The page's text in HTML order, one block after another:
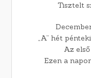
Tisztelt
„A” hét
Az
Ezen a